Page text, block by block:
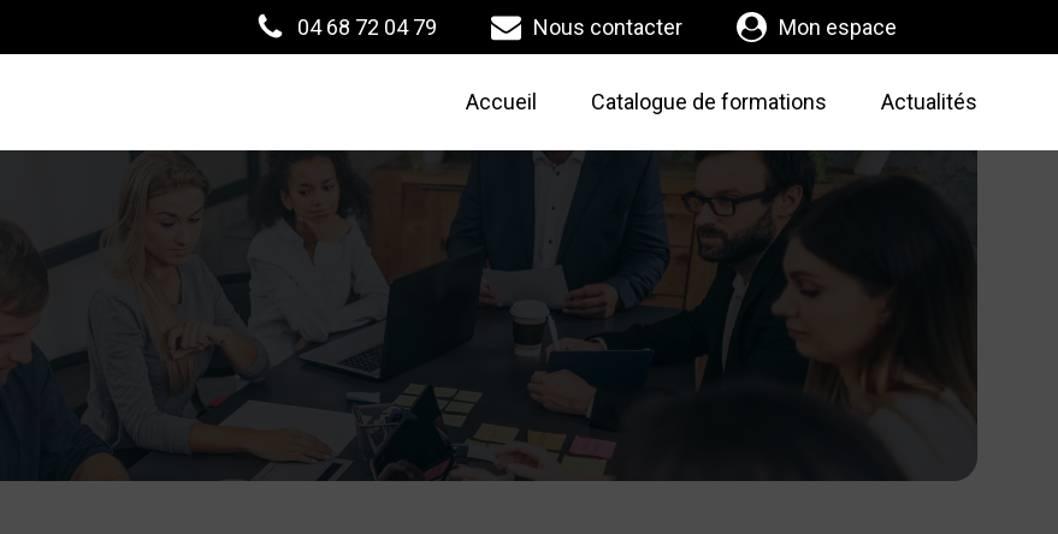
04 68 72 04 79 Nous contacter Mon espace
Accueil Catalogue de formations Actualités